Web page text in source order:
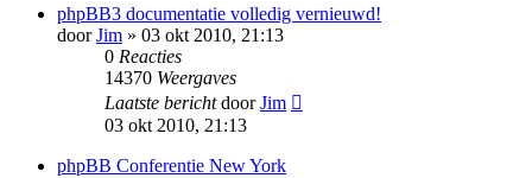
phpBB3 documentatie volledig vernieuwd!
doorJim » 03 okt 2010, 21:13
0 Reacties
14370 Weergaves
Laatste berichtdoorJim
03 okt 2010, 21:13
phpBB Conferentie New York